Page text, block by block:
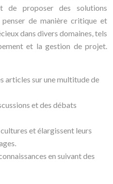
de proposer des solutions
de manière critique et
dans divers domaines, tels
et la gestion de projet.
articles sur une multitude de
et des débats
et élargissent leurs
en suivant des